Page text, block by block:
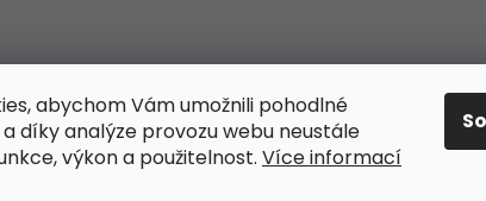
abychom Vám umožnili pohodlné
díky analýze provozu webu neustále
výkon a použitelnost. Více informací